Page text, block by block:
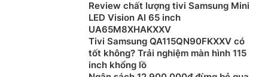
Neo QLED và Crystal UHD, Samsung mang đến cho
người dùng trải nghiệm giải trí tuyệt vời với độ sắc
nét, màu sắc tươi sáng và khả năng tương tác thông
Tivi Samsung còn tích hợp các tính năng thông minh
Review chất lượng tivi Samsung Mini
LED Vision AI 65 inch
UA65M8XHAKXXV
Tivi Samsung QA115QN90FKXXV có
tốt không? Trải nghiệm màn hình 115
inch khổng lồ